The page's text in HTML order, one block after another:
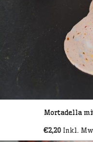
Mortadella
€2,20 Inkl.